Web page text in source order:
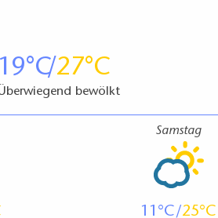
19 27
bewölkt
Samstag
11 25